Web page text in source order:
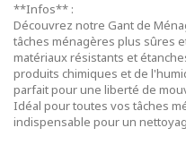
**Infos** :
Découvrez notre Gant de
tâches ménagères plus sûres
matériaux résistants et
produits chimiques et de
parfait pour une liberté de
Idéal pour toutes vos tâches
indispensable pour un